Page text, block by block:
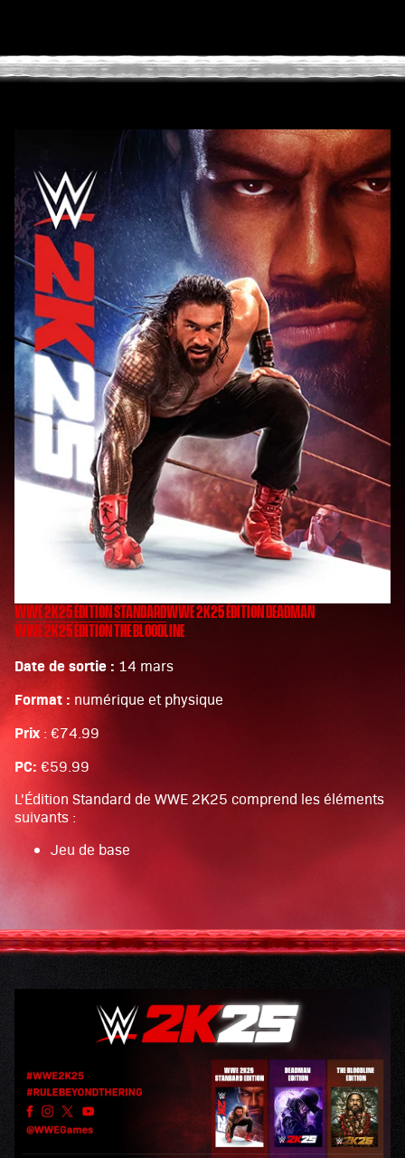
WWE 2K25 ÉDITION STANDARDWWE 2K25 ÉDITION DEADMAN
WWE 2K25 ÉDITION THE BLOODLINE
Date de sortie : 14 mars
Format : numérique et physique
Prix : €74.99
PC: €59.99
L'Édition Standard de WWE 2K25 comprend les éléments
suivants :
Jeu de base